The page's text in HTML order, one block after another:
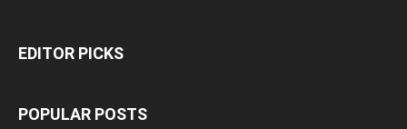
EDITOR PICKS
POPULAR POSTS